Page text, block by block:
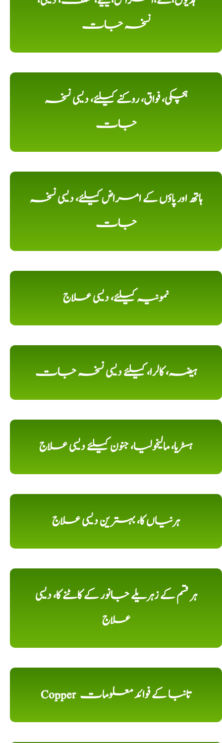
نسخہ جات
ہچکی، فواق، روکنے کیلئے، دیسی نسخہ
جات
ہاتھ اور پاؤں کے امراض کیلئے، دیسی نسخہ
جات
نمونیہ کیلئے، دیسی علاج
ہیضہ، کالرا، کیلئے دیسی نسخہ جات
ہسٹریا، مالیخولیا، جنون کیلئے دیسی علاج
ہرنیاں کا، بہترین دیسی علاج
ہر قسم کے زہریلے جانور کے کاٹنے کا، دیسی
علاج
Copper تانبا کے فوائد معلومات